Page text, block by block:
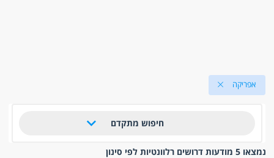
אפריקה
חיפוש מתקדם
נמצאו 5 מודעות דרושים רלוונטיות לפי סינון